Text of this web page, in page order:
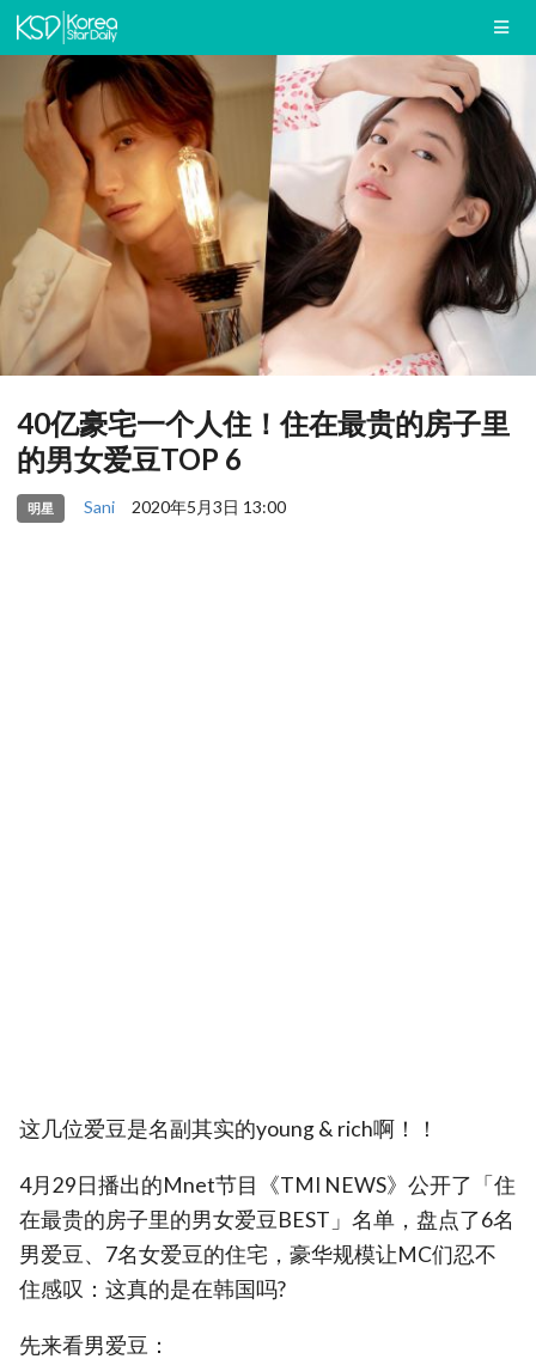
40亿豪宅一个人住！住在最贵的房子里
的男女爱豆TOP 6
明星 Sani 2020年5月3日 13:00
这几位爱豆是名副其实的young & rich啊！！
4月29日播出的Mnet节目《TMI NEWS》公开了「住
在最贵的房子里的男女爱豆BEST」名单，盘点了6名
男爱豆、7名女爱豆的住宅，豪华规模让MC们忍不
住感叹：这真的是在韩国吗?
先来看男爱豆：